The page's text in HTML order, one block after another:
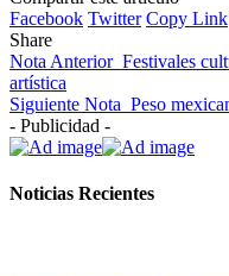
Facebook Twitter Copy Link
Share
Nota Anterior Festivales
artística
Siguiente Nota Peso
- Publicidad -
Noticias Recientes